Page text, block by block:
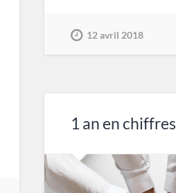
12 avril 2018
1 an en chiffres